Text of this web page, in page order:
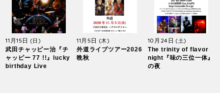
11月15日 (日)
武田チャッピー治『チ
ャッピー 77 !!』lucky
birthday Live
11月5日 (木)
外道ライブツアー2026
晩秋
10月24日 (土)
The trinity of flavor
night『味の三位一体』
の夜